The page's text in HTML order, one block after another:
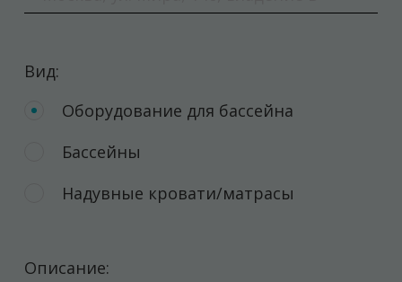
Вид:
Оборудование для бассейна
Бассейны
Надувные кровати/матрасы
Описание: